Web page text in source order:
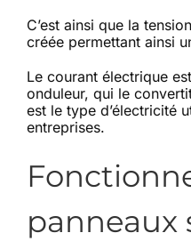
C’est ainsi que la
créée permettant ainsi
Le courant électrique
onduleur, qui le
est le type d’électricité
entreprises.
panneaux